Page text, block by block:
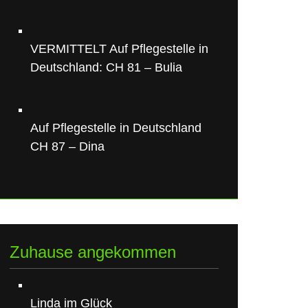
VERMITTELT Auf Pflegestelle in
Deutschland: CH 81 – Bulia
Auf Pflegestelle in Deutschland
CH 87 – Dina
Zuhause angekommen
Linda im Glück